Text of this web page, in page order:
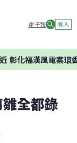
電子報 登入
福漢風電案環委建
全都錄